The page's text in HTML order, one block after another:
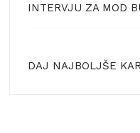
INTERVJU ZA MOD
DAJ NAJBOLJŠE